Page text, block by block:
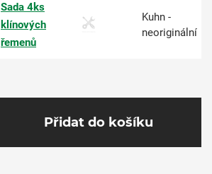
Sada 4ks
klínových
řemenů
Kuhn -
neoriginální
Přidat do košíku